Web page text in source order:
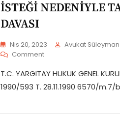
İSTEĞİ NEDENİYLE
DAVASI
Nis 20, 2023
Avukat Süleyman
CommentOn
ÇALIŞAN
İŞÇİNİN
GEÇİRME
T.C. YARGITAY HUKUK GENEL
1990/593 T. 28.11.1990 6570/m.7/b